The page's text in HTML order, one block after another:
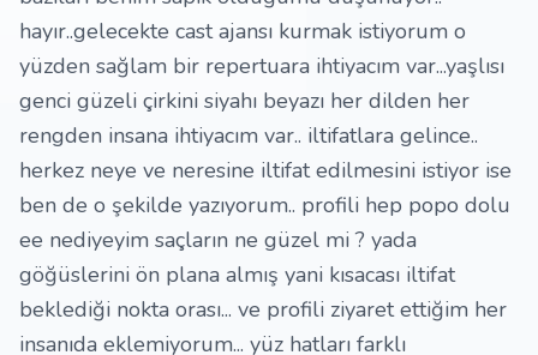
hayır..gelecekte cast ajansı kurmak istiyorum o
yüzden sağlam bir repertuara ihtiyacım var...yaşlısı
genci güzeli çirkini siyahı beyazı her dilden her
rengden insana ihtiyacım var.. iltifatlara gelince..
herkez neye ve neresine iltifat edilmesini istiyor ise
ben de o şekilde yazıyorum.. profili hep popo dolu
ee nediyeyim saçların ne güzel mi ? yada
göğüslerini ön plana almış yani kısacası iltifat
beklediği nokta orası... ve profili ziyaret ettiğim her
insanıda eklemiyorum... yüz hatları farklı